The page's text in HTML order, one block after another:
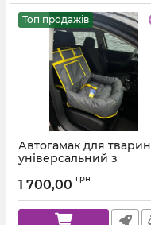
Топ продажів
Автогамак для тварин
універсальний з
312 + Жовта стропа
1 700,00 грн